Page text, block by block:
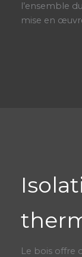
l’ensemble
mise en
Le bois offre